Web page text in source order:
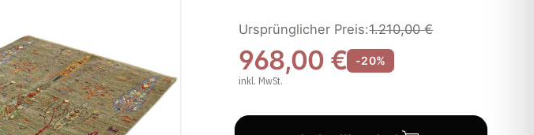
968,00 €
Ursprünglicher Preis:1.210,00 €
-20%
inkl. MwSt.